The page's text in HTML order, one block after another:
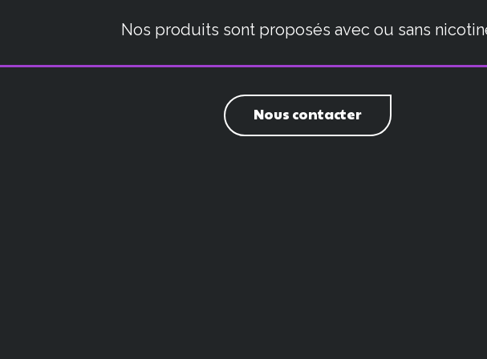
Nos produits sont proposés avec ou sans
Nous contacter